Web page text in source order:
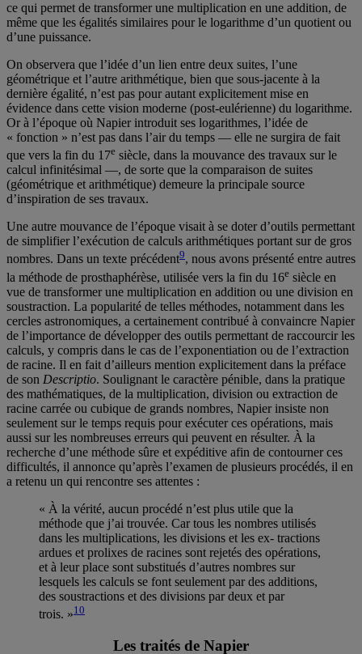
ce qui permet de transformer une multiplication en une addition, de
même que les égalités similaires pour le logarithme d’un quotient ou
d’une puissance.
On observera que l’idée d’un lien entre deux suites, l’une
géométrique et l’autre arithmétique, bien que sous-jacente à la
dernière égalité, n’est pas pour autant explicitement mise en
évidence dans cette vision moderne (post-eulérienne) du logarithme.
Or à l’époque où Napier introduit ses logarithmes, l’idée de
« fonction » n’est pas dans l’air du temps — elle ne surgira de fait
que vers la fin du 17e siècle, dans la mouvance des travaux sur le
calcul infinitésimal —, de sorte que la comparaison de suites
(géométrique et arithmétique) demeure la principale source
d’inspiration de ses travaux.
Une autre mouvance de l’époque visait à se doter d’outils permettant
de simplifier l’exécution de calculs arithmétiques portant sur de gros
nombres. Dans un texte précédent9, nous avons présenté entre autres
la méthode de prosthaphérèse, utilisée vers la fin du 16e siècle en
vue de transformer une multiplication en addition ou une division en
soustraction. La popularité de telles méthodes, notamment dans les
cercles astronomiques, a certainement contribué à convaincre Napier
de l’importance de développer des outils permettant de raccourcir les
calculs, y compris dans le cas de l’exponentiation ou de l’extraction
de racine. Il en fait d’ailleurs mention explicitement dans la préface
de son Descriptio. Soulignant le caractère pénible, dans la pratique
des mathématiques, de la multiplication, division ou extraction de
racine carrée ou cubique de grands nombres, Napier insiste non
seulement sur le temps requis pour exécuter ces opérations, mais
aussi sur les nombreuses erreurs qui peuvent en résulter. À la
recherche d’une méthode sûre et expéditive afin de contourner ces
difficultés, il annonce qu’après l’examen de plusieurs procédés, il en
a retenu un qui rencontre ses attentes :
« À la vérité, aucun procédé n’est plus utile que la
méthode que j’ai trouvée. Car tous les nombres utilisés
dans les multiplications, les divisions et les ex- tractions
ardues et prolixes de racines sont rejetés des opérations,
et à leur place sont substitués d’autres nombres sur
lesquels les calculs se font seulement par des additions,
des soustractions et des divisions par deux et par
trois. »10
Les traités de Napier